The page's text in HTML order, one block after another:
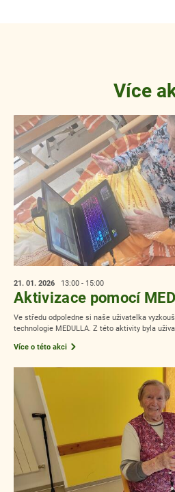
Více
21. 01. 2026 13:00 - 15:00
Aktivizace pomocí
Ve středu odpoledne si naše uživatelka
technologie MEDULLA. Z této aktivity byla
Více o této akci